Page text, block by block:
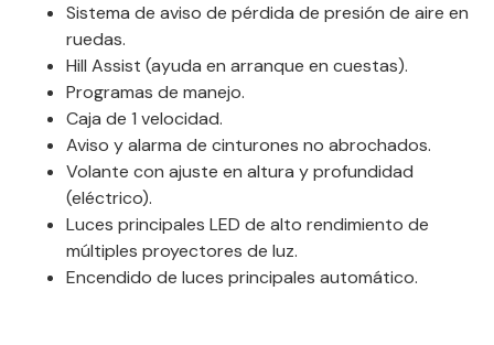
Sistema de aviso de pérdida de presión de aire en
ruedas.
Hill Assist (ayuda en arranque en cuestas).
Programas de manejo.
Caja de 1 velocidad.
Aviso y alarma de cinturones no abrochados.
Volante con ajuste en altura y profundidad
(eléctrico).
Luces principales LED de alto rendimiento de
múltiples proyectores de luz.
Encendido de luces principales automático.